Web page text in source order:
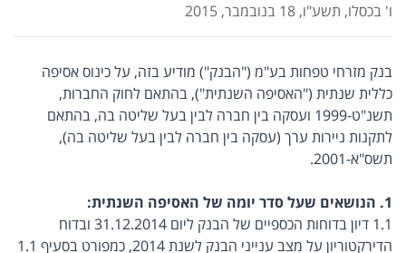
ו' בכסלו, תשע"ו, 18 בנובמבר, 2015
בנק מזרחי טפחות בע"מ ("הבנק") מודיע בזה, על כינוס אסיפה
כללית שנתית ("האסיפה השנתית"), בהתאם לחוק החברות,
תשנ"ט-1999 ועסקה בין חברה לבין בעל שליטה בה, בהתאם
לתקנות ניירות ערך (עסקה בין חברה לבין בעל שליטה בה),
תשס"א-2001.
1. הנושאים שעל סדר יומה של האסיפה השנתית:
1.1 דיון בדוחות הכספיים של הבנק ליום 31.12.2014 ובדוח
הדירקטוריון על מצב ענייני הבנק לשנת 2014, כמפורט בסעיף 1.1